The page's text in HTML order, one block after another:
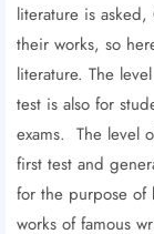
literature is
their works, so
literature. The
test is also for
exams. The level
first test and
for the purpose of
works of famous